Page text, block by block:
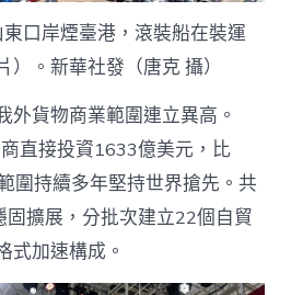
口岸煙臺港，滾裝船在裝運
。新華社發（唐克 攝）
外貨物商業範圍連立異高。
直接投資1633億美元，比
圍持續多年堅持世界搶先。共
固擴展，分批次建立22個自貿
式加速構成。